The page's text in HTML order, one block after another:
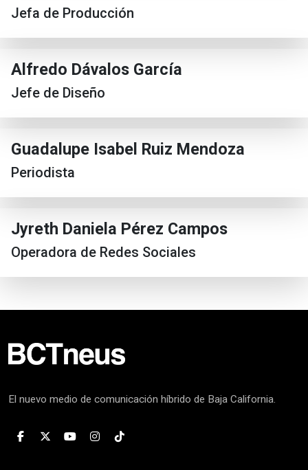
Jefa de Producción
Alfredo Dávalos García
Jefe de Diseño
Guadalupe Isabel Ruiz Mendoza
Periodista
Jyreth Daniela Pérez Campos
Operadora de Redes Sociales
El nuevo medio de comunicación híbrido de Baja California.